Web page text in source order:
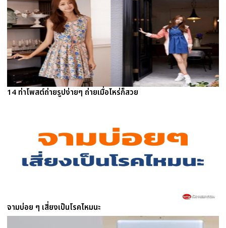
14 ท่าโพสต์ถ่ายรูปง่ายๆ ถ่ายเมื่อไหร่ก็สวย
จามบ่อย ๆ เสี่ยงเป็นโรคไหมนะ